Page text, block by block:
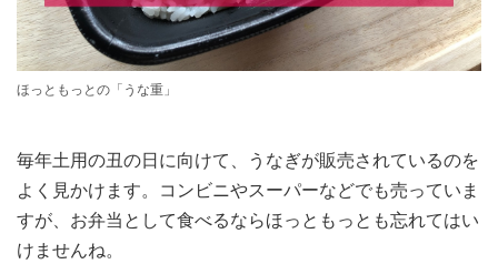
ほっともっとの「うな重」
毎年土用の丑の日に向けて、うなぎが販売されているのを
よく見かけます。コンビニやスーパーなどでも売っていま
すが、お弁当として食べるならほっともっとも忘れてはい
けませんね。